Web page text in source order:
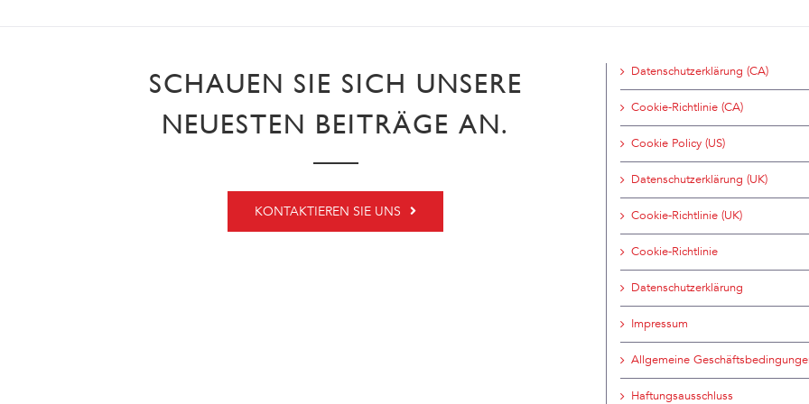
SCHAUEN SIE SICH UNSERE
NEUESTEN BEITRÄGE AN.
KONTAKTIEREN SIE UNS
Datenschutzerklärung (CA)
Cookie-Richtlinie (CA)
Cookie Policy (US)
Datenschutzerklärung (UK)
Cookie-Richtlinie (UK)
Cookie-Richtlinie
Datenschutzerklärung
Impressum
Allgemeine
Haftungsausschluss